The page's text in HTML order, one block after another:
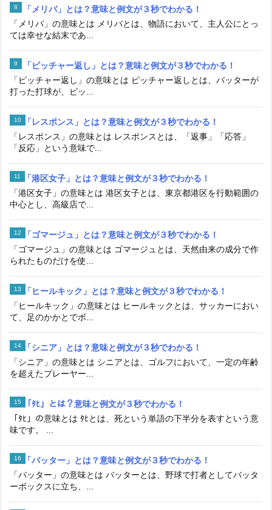
「メリバ」とは？意味と例文が３秒でわかる！
「メリバ」の意味とは メリバとは、物語において、主人公にとっ
ては幸せな結末であ...
「ピッチャー返し」とは？意味と例文が３秒でわかる！
「ピッチャー返し」の意味とは ピッチャー返しとは、バッターが
打った打球が、ピッ...
「レスポンス」とは？意味と例文が３秒でわかる！
「レスポンス」の意味とは レスポンスとは、「返事」「応答」
「反応」という意味で...
「港区女子」とは？意味と例文が３秒でわかる！
「港区女子」の意味とは 港区女子とは、東京都港区を行動範囲の
中心とし、高級店で...
「ゴマージュ」とは？意味と例文が３秒でわかる！
「ゴマージュ」の意味とは ゴマージュとは、天然由来の成分で作
られたものだけを使...
「ヒールキック」とは？意味と例文が３秒でわかる！
「ヒールキック」の意味とは ヒールキックとは、サッカーにおい
て、足のかかとでボ...
「シニア」とは？意味と例文が３秒でわかる！
「シニア」の意味とは シニアとは、ゴルフにおいて、一定の年齢
を超えたプレーヤー...
「ﾀﾋ」とは？意味と例文が３秒でわかる！
「ﾀﾋ」の意味とは ﾀﾋとは、死という単語の下半分を表すという意
味です。 ...
「バッター」とは？意味と例文が３秒でわかる！
「バッター」の意味とは バッターとは、野球で打者としてバッタ
ーボックスに立ち、...